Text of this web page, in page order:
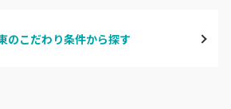
のこだわり条件から探す